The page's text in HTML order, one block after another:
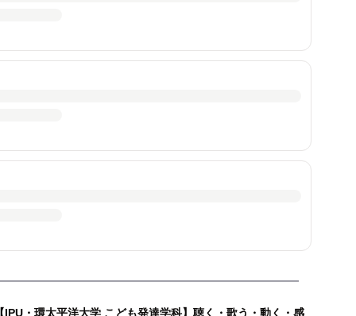
【IPU・環太平洋大学 こども発達学科】聴く・歌う・動く・感